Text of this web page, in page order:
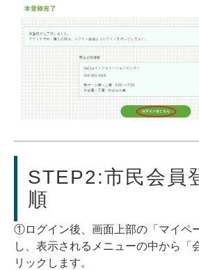
STEP2:市民会員
順
①ログイン後、画面上部の「マイペ
し、表示されるメニューの中から「
リックします。